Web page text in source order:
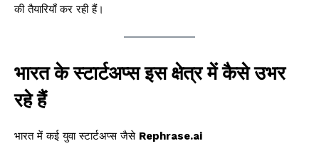
की तैयारियाँ कर रही हैं।
भारत के स्टार्टअप्स इस क्षेत्र में कैसे उभर
रहे हैं
भारत में कई युवा स्टार्टअप्स जैसे Rephrase.ai